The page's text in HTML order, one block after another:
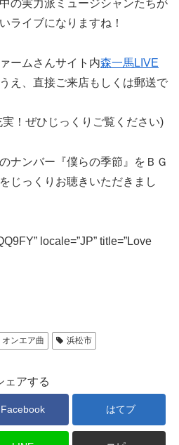
の実力派ミュージシャンたちが
ライブになりますね！
ームさんサイト内森一馬LIVE
え、直接ご来店もしくは郵送で
！ぜひじっくりご覧ください)
ナンバー『僕らの季節』をＢＧ
じっくりお聴きいただきまし
locale=”JP” title=”Love
オンエア曲 浜松市
ェアする
Facebook はてブ